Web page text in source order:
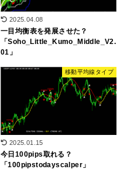
2025.04.08
一目均衡表を発展させた？
「Soho_Little_Kumo_Middle_V2.
01」
移動平均線タイプ
2025.01.15
今日100pips取れる？
「100pipstodayscalper」